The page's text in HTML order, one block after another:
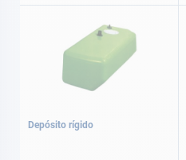
Depósito rígido